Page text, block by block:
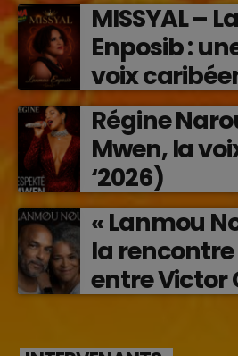
MISSYAL –
Enposib :
voix
transforme
en musique
Régine
Mwen, la
‘2026)
« Lanmou
la
entre Victor